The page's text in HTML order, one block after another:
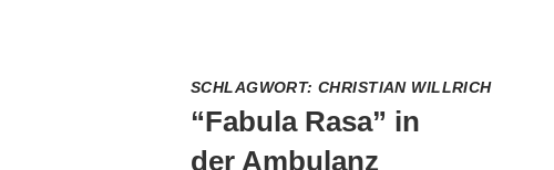
SCHLAGWORT:CHRISTIAN WILLRICH
“Fabula Rasa” in
der Ambulanz